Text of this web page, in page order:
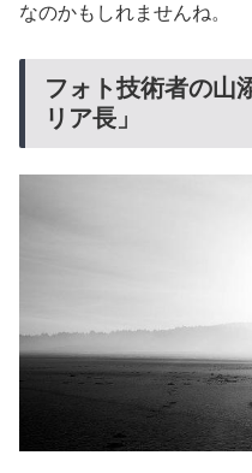
なのかもしれませんね。
フォト技術者の山
リア長」